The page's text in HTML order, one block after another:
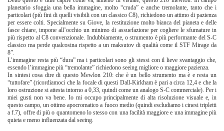
planetario sfoggia una bella immagine, molto “cruda” e anche tremolante, tanto che i
particolari (più fini di quelli visibili con un classico C8), richiedono un attimo di pazienza
per essere colti. Specialmente su Giove, la restituzione molto bianca del pianeta e delle
fasce chiare, impone all’occhio un minimo di assuefazione per cogliere le sfumature in
più rispetto al C8 convenzionale. Indubbiamente, o strumento è più performante del S-C
classico ma perde qualcosina rispetto a un maksutov di qualità come il STF Mirage da
8”.
L’immagine resta più “dura” ma i particolari sono gli stessi con il lieve svantaggio che,
essendo l’immagine più “tremolante” richiedono seeing migliore o maggiore pazienza.
In sintesi cosa dire di questo Mewlon 210: che è un bello strumento ma è e resta un
“tuttofare” (ricordiamoci che la focale di questi Dall-Kirkham è pari a circa 12,4 e che la
loro ostruzione si attesta intorno a 0,33, quindi come un analogo S-C commerciale). Per i
miei gusti non va bene. Io mi occupo principalmente di alta risoluzione visuale e, in
questo campo, un ottimo apocromatico a fuoco medio (quindi escludiamo i cinesi tripletti
a f.7), offre di più o quantomeno lo stesso con una facilità maggiore e una immagine più
quieta e meno influenzata dal seeing.